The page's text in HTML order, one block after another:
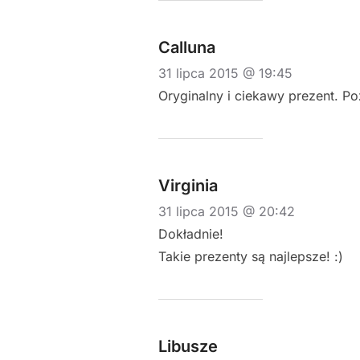
Calluna
31 lipca 2015 @ 19:45
Oryginalny i ciekawy prezent.
Virginia
31 lipca 2015 @ 20:42
Dokładnie!
Takie prezenty są najlepsze! :)
Libusze